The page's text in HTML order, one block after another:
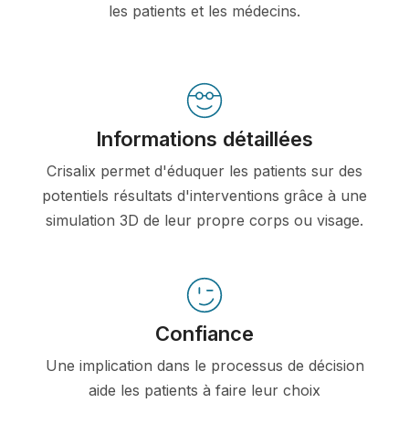
les patients et les médecins.
Informations détaillées
Crisalix permet d'éduquer les patients sur des
potentiels résultats d'interventions grâce à une
simulation 3D de leur propre corps ou visage.
Confiance
Une implication dans le processus de décision
aide les patients à faire leur choix